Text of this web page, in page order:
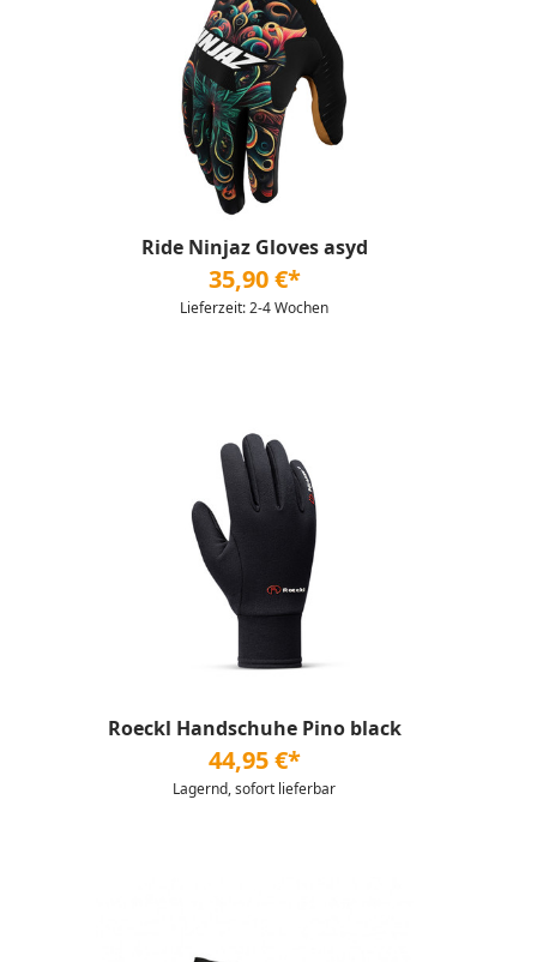
Ride Ninjaz Gloves asyd
35,90 €*
Lieferzeit: 2-4 Wochen
Roeckl Handschuhe Pino black
44,95 €*
Lagernd, sofort lieferbar